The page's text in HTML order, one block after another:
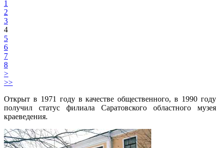
1
2
3
4
5
6
7
8
>
>>
Открыт в 1971 году в качестве общественного, в 1990 году
получил статус филиала Саратовского областного музея
краеведения.